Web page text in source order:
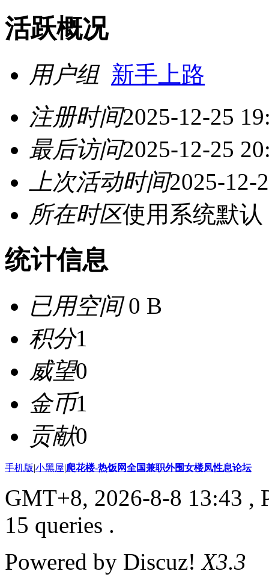
活跃概况
用户组 新手上路
注册时间2025-12-25
最后访问2025-12-25
上次活动时间2025-12-
所在时区使用系统默认
统计信息
已用空间0 B
积分1
威望0
金币1
贡献0
手机版|小黑屋|爬花楼-热饭网全国兼职外围女楼凤性息论坛
GMT+8, 2026-8-8 13:43 ,
15 queries .
Powered by Discuz!X3.3